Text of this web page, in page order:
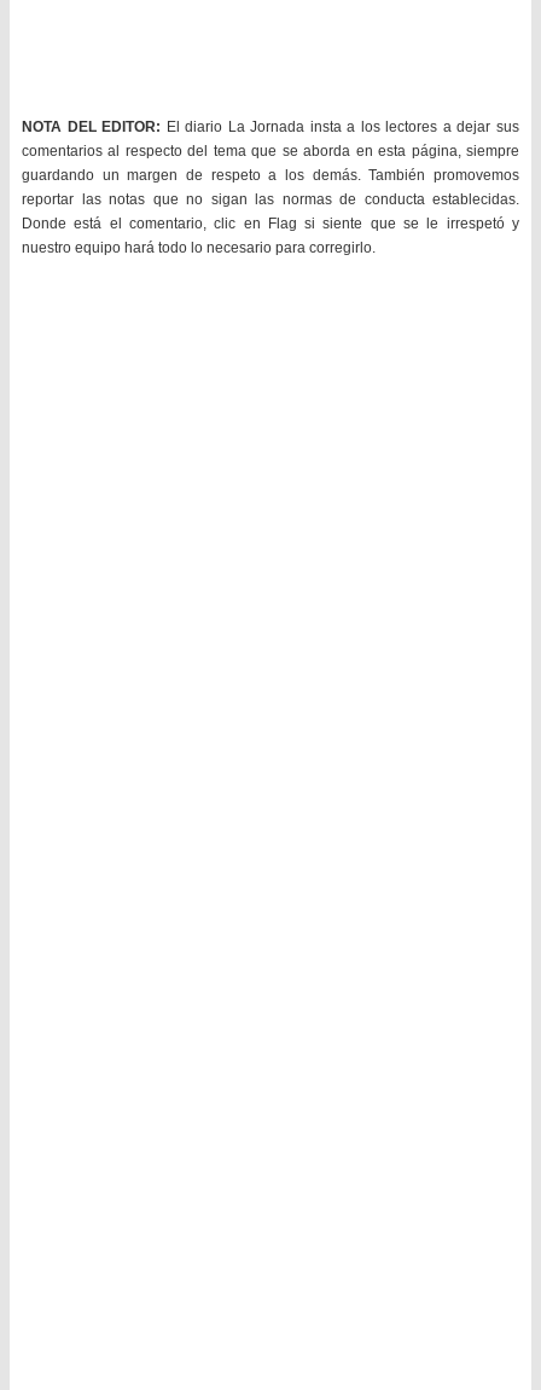
NOTA DEL EDITOR: El diario La Jornada insta a los lectores a dejar sus
comentarios al respecto del tema que se aborda en esta página, siempre
guardando un margen de respeto a los demás. También promovemos
reportar las notas que no sigan las normas de conducta establecidas.
Donde está el comentario, clic en Flag si siente que se le irrespetó y
nuestro equipo hará todo lo necesario para corregirlo.